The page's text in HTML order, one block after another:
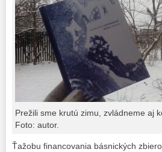
Prežili sme krutú zimu, zvládneme aj
Foto: autor.
Ťažobu financovania básnických